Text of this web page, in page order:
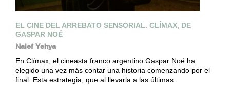
EL CINE DEL ARREBATO SENSORIAL. CLÍMAX, DE
GASPAR NOÉ
Naief Yehya
En Clímax, el cineasta franco argentino Gaspar Noé ha
elegido una vez más contar una historia comenzando por el
final. Esta estrategia, que al llevarla a las últimas